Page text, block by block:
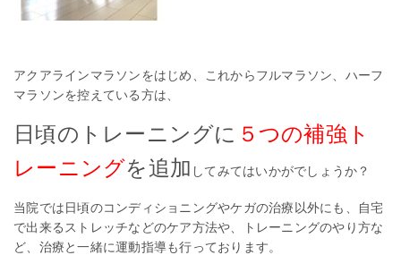
アクアラインマラソンをはじめ、これからフルマラソン、ハーフ
マラソンを控えている方は、
日頃のトレーニングに ５つの補強ト
レーニングを追加 してみてはいかがでしょうか？
当院では日頃のコンディショニングやケガの治療以外にも、自宅
で出来るストレッチなどのケア方法や、トレーニングのやり方な
ど、治療と一緒に運動指導も行っております。